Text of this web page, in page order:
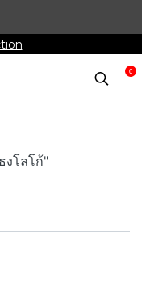
0
งโลโก้"